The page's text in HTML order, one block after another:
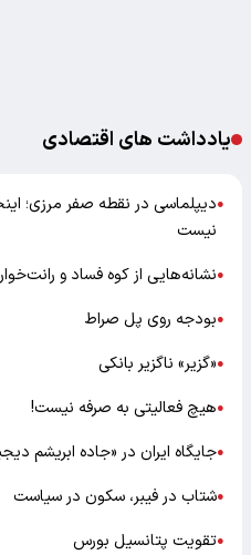
یادداشت های اقتصادی
●دیپلماسی در نقطه صفر مرزی؛
نیست
●نشانه‌هایی از کوه فساد و
●بودجه روی پل صراط
●«گزیر» ناگزیر بانکی
●هیچ فعالیتی به صرفه نیست!
●جایگاه ایران در «جاده ابریشم
●شتاب در فیبر، سکون در سیاست
●تقویت پتانسیل بورس